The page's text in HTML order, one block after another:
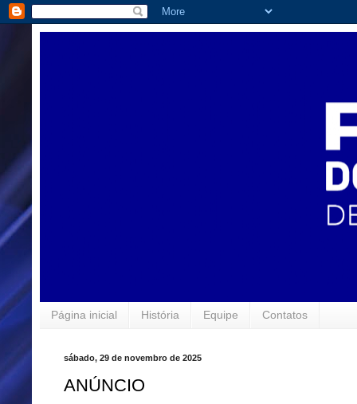
Página inicial História Equipe Contatos
sábado, 29 de novembro de 2025
ANÚNCIO